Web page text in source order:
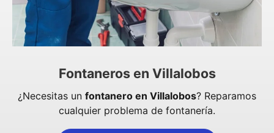
Fontaneros en Villalobos
¿Necesitas un fontanero en Villalobos? Reparamos
cualquier problema de fontanería.